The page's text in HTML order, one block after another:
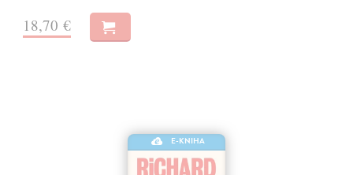
18,70 €
E-KNIHA